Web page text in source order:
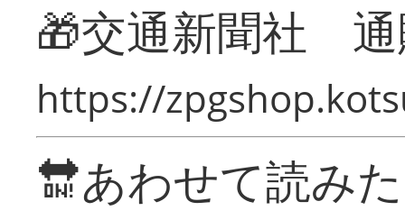
🎁交通新聞社
https://
🔛あわせて読み